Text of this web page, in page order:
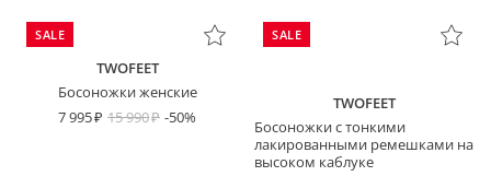
SALE
TWOFEET
Босоножки женские
7 995
15 990 -50%
SALE
TWOFEET
Босоножки с тонкими
лакированными ремешками на
высоком каблуке